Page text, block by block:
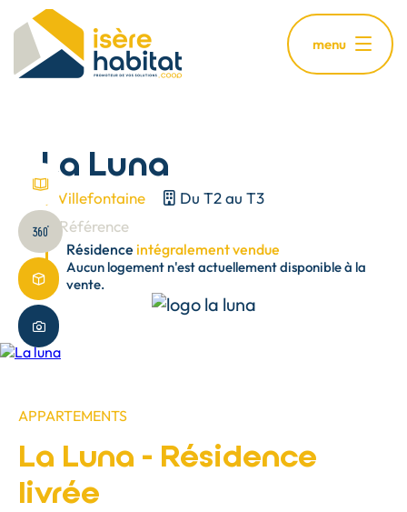
au
contenu
principal
menu
La Luna
Villefontaine
Du T2 au T3
Référence
Résidence intégralement vendue
Aucun logement n'est actuellement disponible à la
vente.
Visite virtuelle
Maquette 3D
Plus de photos
APPARTEMENTS
La Luna - Résidence
livrée